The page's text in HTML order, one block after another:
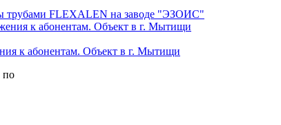
трубами FLEXALEN на заводе "ЭЗОИС"
к абонентам. Объект в г. Мытищи
по